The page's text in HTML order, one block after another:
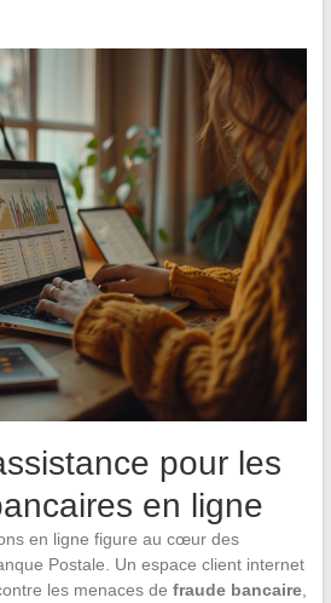
pour les
en ligne
en ligne figure au cœur des
Postale. Un espace client internet
les menaces de fraude bancaire,